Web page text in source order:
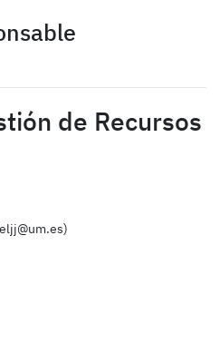
de Recursos